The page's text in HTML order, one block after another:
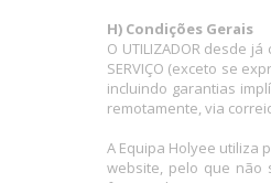
H) Condições Gerais
O UTILIZADOR desde
SERVIÇO (exceto se
incluindo garantias
remotamente, via
A Equipa Holyee utiliza
website, pelo que não